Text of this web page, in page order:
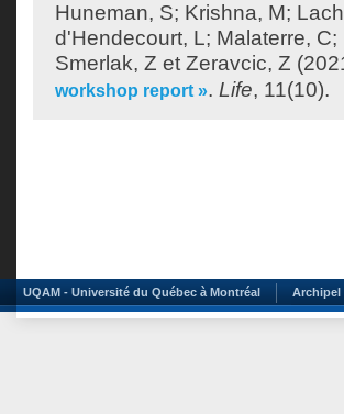
Huneman, S; Krishna, M;
d'Hendecourt, L; Malaterre, C;
Smerlak, Z et Zeravcic, Z
workshop report ». Life, 11(10).
UQAM - Université du Québec à Montréal Archipel